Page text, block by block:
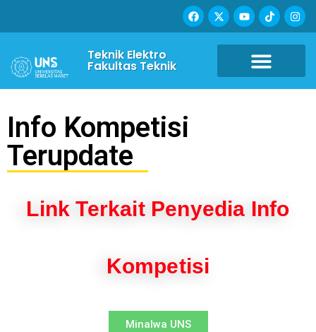
Teknik Elektro
Fakultas Teknik
Info Kompetisi
Terupdate
Link Terkait Penyedia Info
Kompetisi
Minalwa UNS